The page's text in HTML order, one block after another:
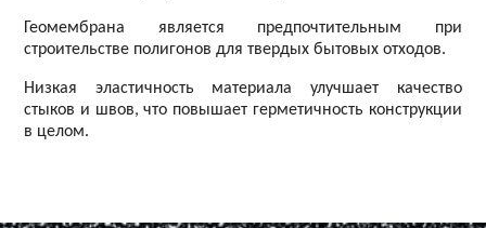
Геомембрана является предпочтительным при
строительстве полигонов для твердых бытовых отходов.
Низкая эластичность материала улучшает качество
стыков и швов, что повышает герметичность конструкции
в целом.